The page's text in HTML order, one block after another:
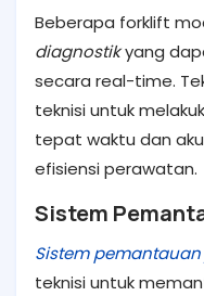
Beberapa forklift
diagnostikyang
secara real-time.
teknisi untuk
tepat waktu dan
efisiensi perawatan.
Sistem
Sistem
teknisi untuk